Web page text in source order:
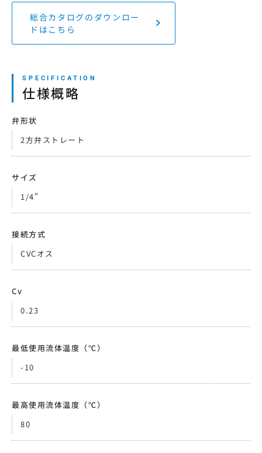
総合カタログのダウンロー
ドはこちら
仕様概略
弁形状
2方弁ストレート
サイズ
1/4"
接続方式
CVCオス
Cv
0.23
最低使用流体温度（℃）
-10
最高使用流体温度（℃）
80